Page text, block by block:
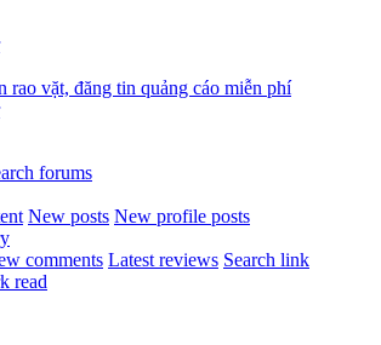
forums
New posts New profile posts
comments Latest reviews Search link
read